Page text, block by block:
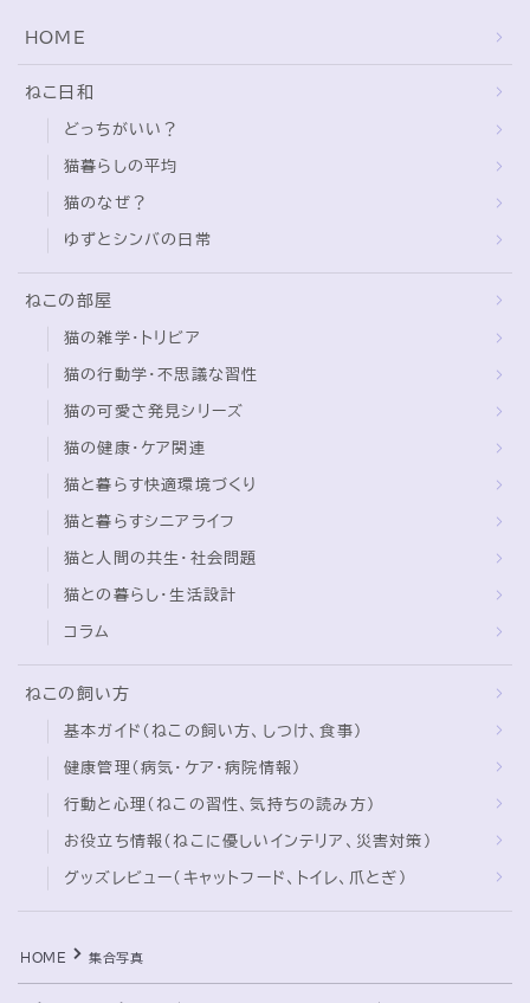
猫の雑学・トリビア
猫との暮らし・生活設計
猫の可愛さ発見シリーズ
猫と暮らす快適環境づくり
猫と暮らすシニアライフ
ねこの飼い方
行動と心理（ねこの習性、気持ちの読み方）
お役立ち情報（ねこに優しいインテリア、災害対
ブログ
プロフィール
Follow Me
HOME
ねこ日和
どっちがいい？
猫暮らしの平均
猫のなぜ？
ゆずとシンバの日常
ねこの部屋
猫の雑学・トリビア
猫の行動学・不思議な習性
猫の可愛さ発見シリーズ
猫の健康・ケア関連
猫と暮らす快適環境づくり
猫と暮らすシニアライフ
猫と人間の共生・社会問題
猫との暮らし・生活設計
コラム
ねこの飼い方
基本ガイド（ねこの飼い方、しつけ、食事）
健康管理（病気・ケア・病院情報）
行動と心理（ねこの習性、気持ちの読み方）
お役立ち情報（ねこに優しいインテリア、災害対策）
グッズレビュー（キャットフード、トイレ、爪とぎ）
HOME 集合写真